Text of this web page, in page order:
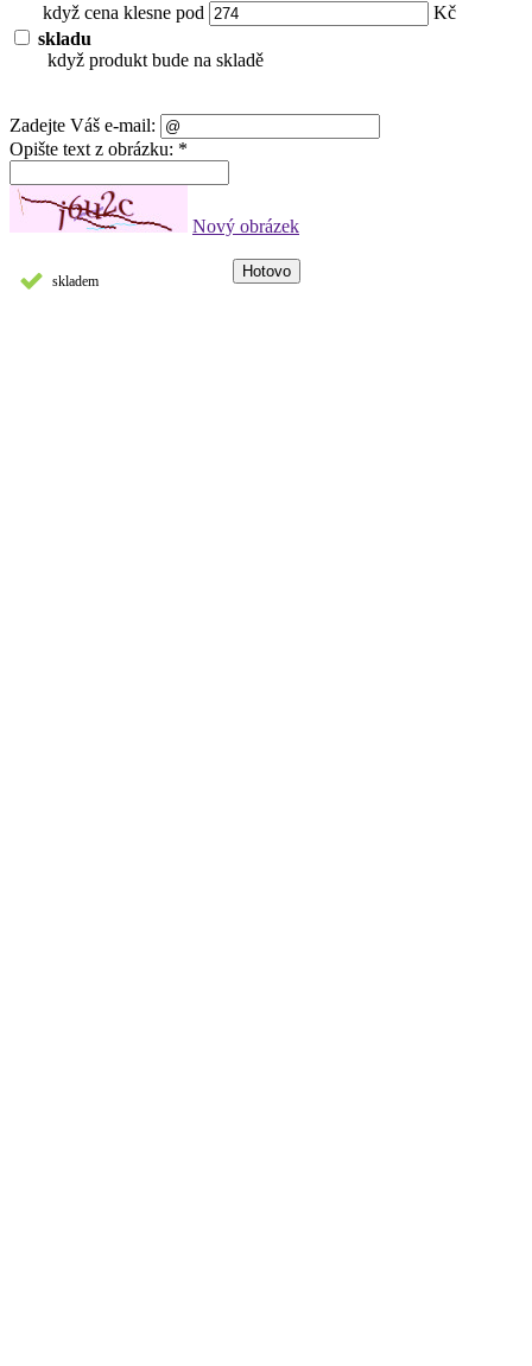
skladem
když cena klesne pod
Kč
skladu
když produkt bude na skladě
Zadejte Váš e-mail:
Opište text z obrázku: *
Nový obrázek